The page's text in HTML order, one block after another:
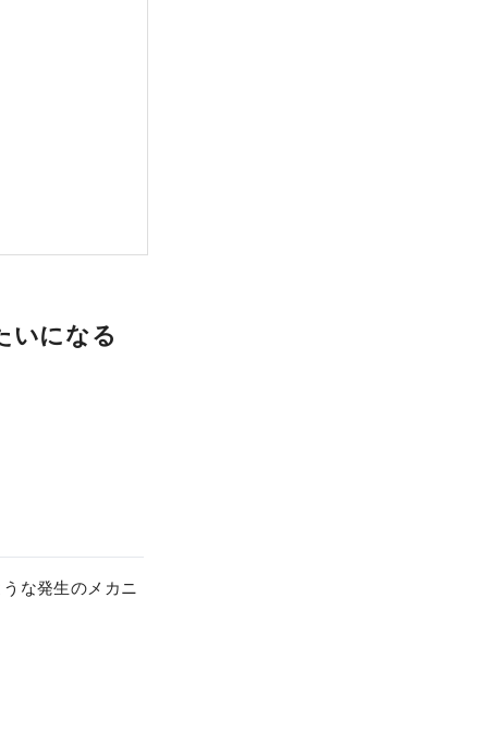
いになる
な発生のメカニ